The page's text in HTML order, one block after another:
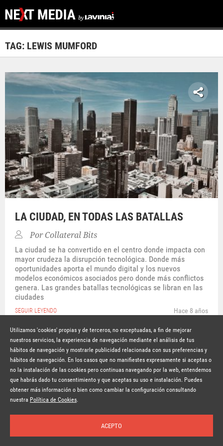
Inicio Temas Autores Nosotros Buscar Suscríbete
TAG: LEWIS MUMFORD
LA CIUDAD, EN TODAS LAS BATALLAS
Por Collateral Bits
La ciudad se ha convertido en el centro donde impacta con
mayor crudeza la disrupción tecnológica. Donde más
oportunidades aporta el mundo digital y los nuevos
modelos económicos asociados pero donde más conflictos
genera. Las grandes batallas tecnológicas se libran en las
ciudades
SEGUIR LEYENDO Hace 8 años
Suscríbete a la newsletter
© Copyright Lavinia 2026 –www.lavinia.tc
Nota Legal
Contacto Política de privacidad
Condiciones de uso
Utilizamos 'cookies' propias y de terceros, no exceptuadas, a fin de mejorar
nuestros servicios, la experiencia de navegación mediante el análisis de tus
hábitos de navegación y mostrarle publicidad relacionada con sus preferencias y
hábitos de navegación. En los casos que no manifiestes expresamente si aceptas o
no la instalación de las cookies pero continuas navegando por la web, entendemos
que habrás dado tu consentimiento y que aceptas su uso e instalación. Puedes
obtener más información o bien como cambiar la configuración consultando
nuestra Política de Cookies.
ACEPTO